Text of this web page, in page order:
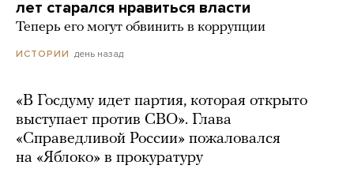
лет старался нравиться власти
Теперь его могут обвинить в коррупции
ИСТОРИИ день назад
«В Госдуму идет партия, которая открыто
выступает против СВО». Глава
«Справедливой России» пожаловался
на «Яблоко» в прокуратуру